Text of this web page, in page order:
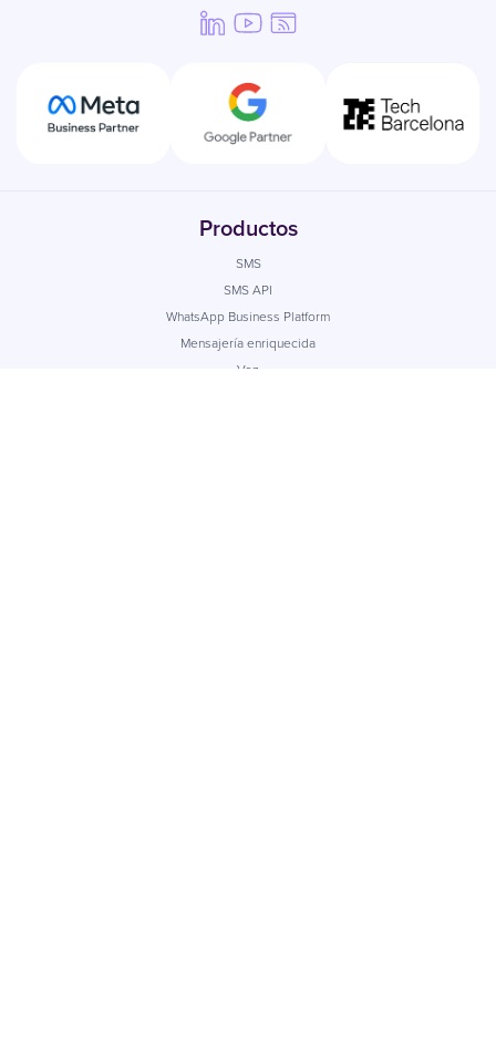
Productos
SMS
SMS API
WhatsApp Business Platform
Mensajería enriquecida
Voz